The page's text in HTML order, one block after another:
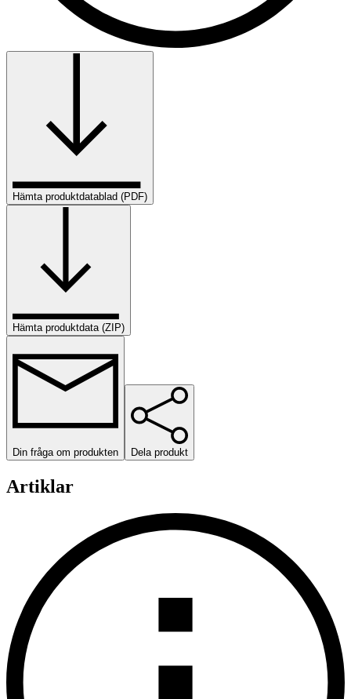
Hämta produktdatablad (PDF)
Hämta produktdata (ZIP)
Din fråga om produkten Dela produkt
Artiklar